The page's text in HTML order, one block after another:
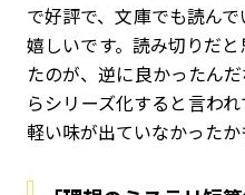
で好評で、文庫でも読ん
嬉しいです。読み切りだ
たのが、逆に良かったん
らシリーズ化すると言わ
軽い味が出ていなかったか